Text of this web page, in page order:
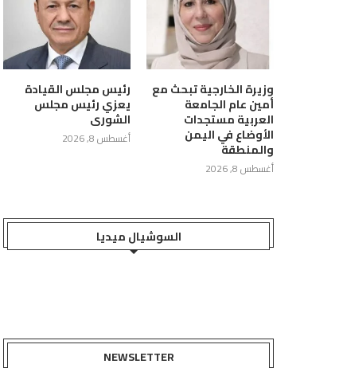
الحوثية حصن «دار...
استهداف ناقلة نفطية في...
أغسطس 8, 2026
وزيرة الخارجية تبحث مع
أمين عام الجامعة
العربية مستجدات
الأوضاع في اليمن
والمنطقة
أغسطس 8, 2026
رئيس مجلس القيادة
يعزي رئيس مجلس
الشورى
أغسطس 8, 2026
السوشيال ميديا
NEWSLETTER